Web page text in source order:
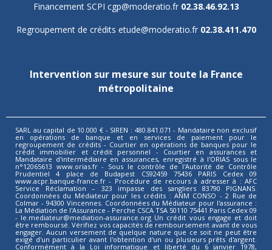
Financement SCPI cgp@moderatio.fr 02.38.46.92.13
Regroupement de crédits etude@moderatio.fr 02.38.411.470
Intervention sur mesure sur toute la France
métropolitaine
SARL au capital de 10.000 € - SIREN : 480.841.071 - Mandataire non exclusif
en opérations de banque et en services de paiement pour le
regroupement de crédits - Courtier en opérations de banques pour le
crédit immobilier et crédit personnel - Courtier en assurances et
Mandataire d'intermédiaire en assurances, enregistré à l'ORIAS sous le
n°12065613 www.orias.fr - Sous le contrôle de l'Autorité de Contrôle
Prudentiel 4 place de Budapest CS92459 75436 PARIS Cedex 09
www.acpr.banque-france.fr - Procédure de recours à adresser à : AFC
Service Réclamation – 323 impasse des sangliers 83790 PIGNANS.
Coordonnées du Médiateur pour les crédits : ANM CONSO - 2 Rue de
Colmar - 94300 Vincennes. Coordonnées du Médiateur pour l'assurance :
La Médiation de l'Assurance - Perche CSCA TSA 50110 75441 Paris Cedex 09
- le.mediateur@mediation-assurance.org Un crédit vous engage et doit
être remboursé. Vérifiez vos capacités de remboursement avant de vous
engager. Aucun versement de quelque nature que ce soit ne peut être
exigé d'un particulier avant l'obtention d'un ou plusieurs prêts d'argent.
Conformément à la Loi informatique et liberté du 6 janvier 1978,